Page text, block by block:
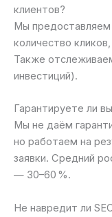
клиентов?
Мы предоставляем
количество
Также
инвестиций).
Гарантируете ли
Мы не даём
но работаем на
заявки. Средний
— 30–60 %.
Не навредит ли